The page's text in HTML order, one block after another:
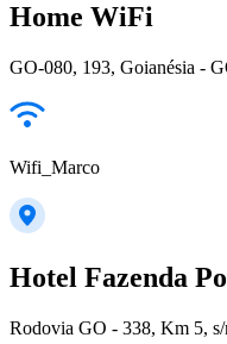
Home WiFi
GO-080, 193, Goianésia -
Wifi_Marco
Hotel Fazenda
Rodovia GO - 338, Km 5,